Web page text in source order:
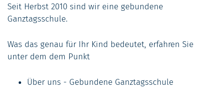
Seit Herbst 2010 sind wir eine gebundene
Ganztagsschule.
Was das genau für Ihr Kind bedeutet, erfahren Sie
unter dem dem Punkt
Über uns - Gebundene Ganztagsschule